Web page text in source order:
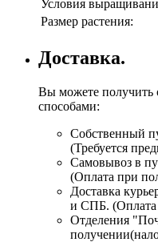
Условия
Размер растения:
Доставка.
Вы можете получить
способами:
Собственный
(Требуется
Самовывоз в
(Оплата при
Доставка
и СПБ. (Оплата
Отделения